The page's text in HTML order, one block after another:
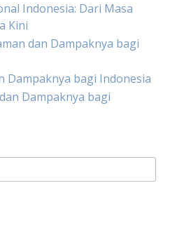
Indonesia: Dari Masa
Kini
dan Dampaknya bagi
Dampaknya bagi Indonesia
Dampaknya bagi